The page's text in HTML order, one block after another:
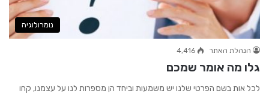
נומרולוגיה
הנהלת האתר 4,416
גלו מה אומר שמכם
לכל אות בשם הפרטי שלנו יש משמעות וביחד הן מספרות לנו על עצמנו, קחו